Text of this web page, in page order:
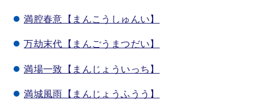
満腔春意【まんこうしゅんい】
万劫末代【まんごうまつだい】
満場一致【まんじょういっち】
満城風雨【まんじょうふうう】